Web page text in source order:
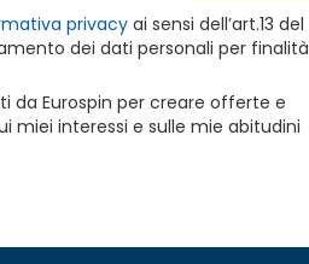
privacyai sensi dell’art.13 del
dei dati personali per finalità
da Eurospin per creare offerte e
miei interessi e sulle mie abitudini